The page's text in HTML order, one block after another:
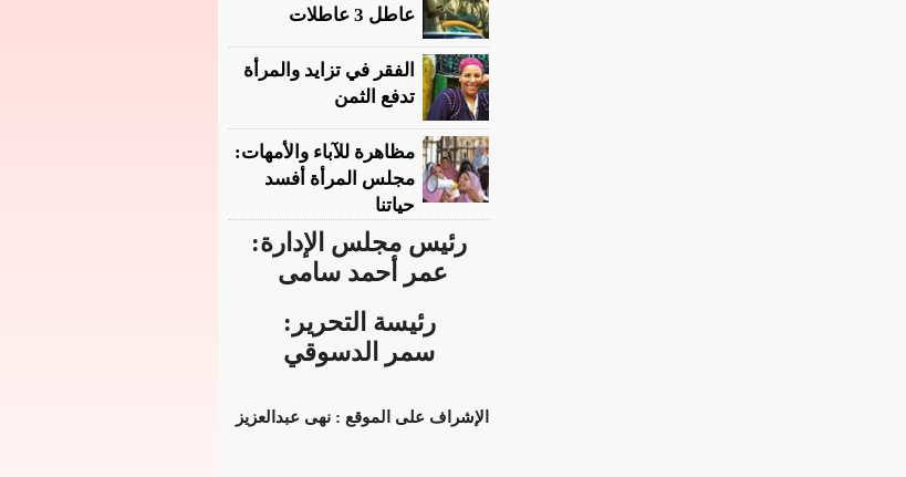
عاطل 3 عاطلات
الفقر في تزايد والمرأة
تدفع الثمن
مظاهرة للآباء والأمهات:
مجلس المرأة أفسد
حياتنا
رئيس مجلس الإدارة:
عمر أحمد سامى
رئيسة التحرير:
سمر الدسوقي
الإشراف على الموقع : نهى عبدالعزيز